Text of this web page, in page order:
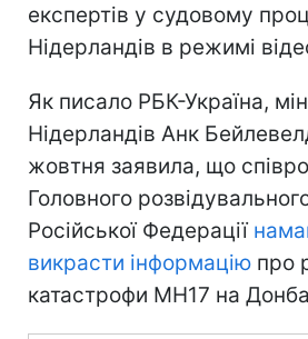
експертів у судовому
Нідерландів в режимі
Як писало РБК-Україна,
Нідерландів Анк
жовтня заявила, що
Головного
Російської Федерації
викрасти інформацію про
катастрофи MH17 на